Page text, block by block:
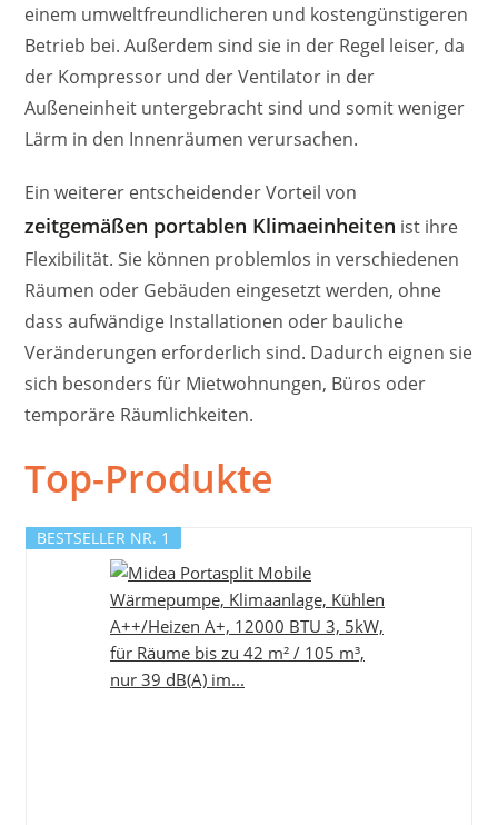
einem umweltfreundlicheren und kostengünstigeren
Betrieb bei. Außerdem sind sie in der Regel leiser, da
der Kompressor und der Ventilator in der
Außeneinheit untergebracht sind und somit weniger
Lärm in den Innenräumen verursachen.
Ein weiterer entscheidender Vorteil von
zeitgemäßen portablen Klimaeinheiten ist ihre
Flexibilität. Sie können problemlos in verschiedenen
Räumen oder Gebäuden eingesetzt werden, ohne
dass aufwändige Installationen oder bauliche
Veränderungen erforderlich sind. Dadurch eignen sie
sich besonders für Mietwohnungen, Büros oder
temporäre Räumlichkeiten.
Top-Produkte
BESTSELLER NR. 1